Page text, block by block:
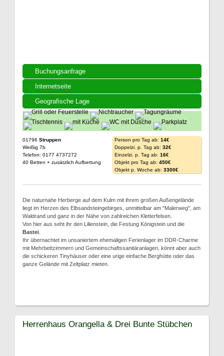
Buchungsanfrage
Internetseite
Geografische Lage
01796 Struppen
Weißig 7b
Telefon: 0177 4737272
40 Betten + zusätzlich Aufbettung
Person pro Tag ab: 14€
Doppelzi. p. Tag ab: 32€
Einzelzi. p. Tag ab: 16€
Objekt pro Tag ab: 450€
Objekt p. Woche ab: 3300€
Die naturnahe Herberge auf dem Kulm mit ihrem großen Außengelände
liegt im Herzen des Elbsandsteingebirges, unmittelbar am "Malerweg", am
Waldrand und ganz in der Nähe von zahlreichen Kletterfelsen.
Von hier aus seht ihr den Lilienstein, die Festung Königstein und die
Bastei
Ihr übernachtet im unsaniertem ehemaligen Ferienlager im DDR-Charme
mit Mehrbettzimmern und Gemeinschaftssanitäranlagen, könnt aber auch
die schickeren Tinyhäuser oder eine urige einfache Berghütte oder das
ganze Gelände mit Zeltplatz mieten.
Herrenhaus Orangella & Drei Bunte Stübchen